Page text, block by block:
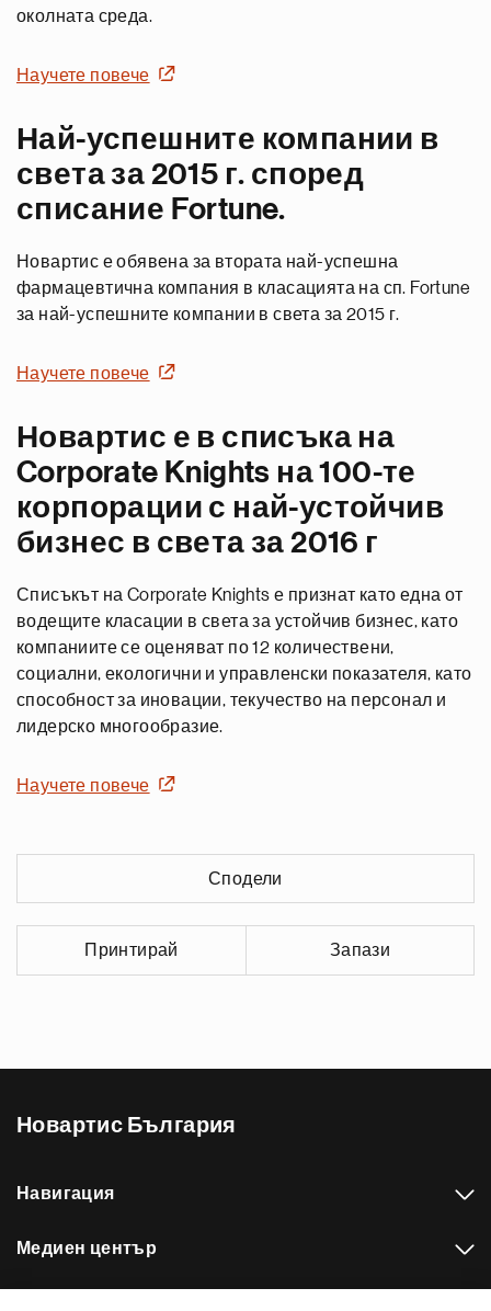
околната среда.
Научете повече
Най-успешните компании в
света за 2015 г. според
списание Fortune.
Новартис е обявена за втората най-успешна
фармацевтична компания в класацията на сп. Fortune
за най-успешните компании в света за 2015 г.
Научете повече
Новартис е в списъка на
Corporate Knights на 100-те
корпорации с най-устойчив
бизнес в света за 2016 г
Списъкът на Corporate Knights е признат като една от
водещите класации в света за устойчив бизнес, като
компаниите се оценяват по 12 количествени,
социални, екологични и управленски показателя, като
способност за иновации, текучество на персонал и
лидерско многообразие.
Научете повече
Сподели
Принтирай Запази
Новартис България
Навигация
Медиен център